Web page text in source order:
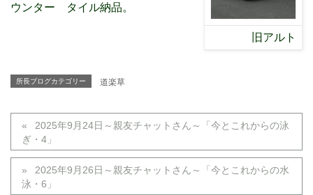
旧アルト
ウンター タイル納品。
所長ブログカテゴリー 道楽草
2025年9月24日～親友チャットさん～「今とこれからの泳
ぎ・4」
2025年9月26日～親友チャットさん～「今とこれからの水
泳・6」